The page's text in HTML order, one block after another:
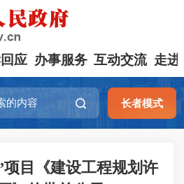
应 办事服务 互动交流 走进
长者模式
项目《建设工程规划许